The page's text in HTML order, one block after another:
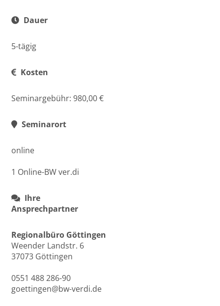
Dauer
5-tägig
Kosten
Seminargebühr: 980,00 €
Seminarort
online
1 Online-BW ver.di
Ihre
Ansprechpartner
Regionalbüro Göttingen
Weender Landstr. 6
37073 Göttingen
0551 488 286-90
goettingen@bw-verdi.de